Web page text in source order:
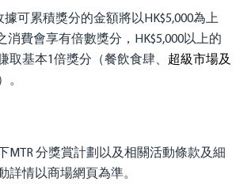
可累積獎分的金額將以HK$5,000為上
消費會享有倍數獎分，HK$5,000以上的
取基本1倍獎分（餐飲食肆、 超級市場及
。
MTR 分獎賞計劃以及相關活動條款及細
詳情以商場網頁為準。